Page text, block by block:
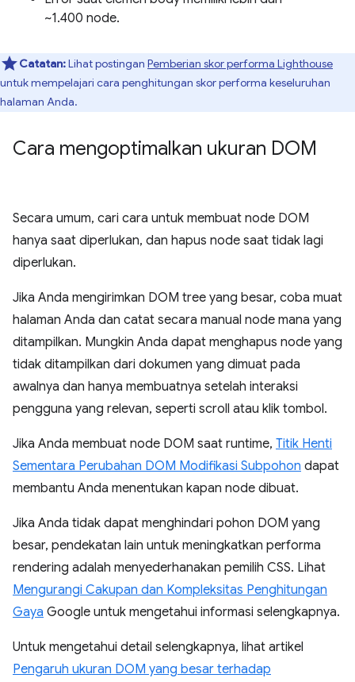
~1.400 node.
Catatan:Lihat postingan Pemberian skor performa Lighthouse
untuk mempelajari cara penghitungan skor performa keseluruhan
halaman Anda.
Cara mengoptimalkan ukuran DOM
Secara umum, cari cara untuk membuat node DOM
hanya saat diperlukan, dan hapus node saat tidak lagi
diperlukan.
Jika Anda mengirimkan DOM tree yang besar, coba muat
halaman Anda dan catat secara manual node mana yang
ditampilkan. Mungkin Anda dapat menghapus node yang
tidak ditampilkan dari dokumen yang dimuat pada
awalnya dan hanya membuatnya setelah interaksi
pengguna yang relevan, seperti scroll atau klik tombol.
Jika Anda membuat node DOM saat runtime, Titik Henti
Sementara Perubahan DOM Modifikasi Subpohon dapat
membantu Anda menentukan kapan node dibuat.
Jika Anda tidak dapat menghindari pohon DOM yang
besar, pendekatan lain untuk meningkatkan performa
rendering adalah menyederhanakan pemilih CSS. Lihat
Mengurangi Cakupan dan Kompleksitas Penghitungan
Gaya Google untuk mengetahui informasi selengkapnya.
Untuk mengetahui detail selengkapnya, lihat artikel
Pengaruh ukuran DOM yang besar terhadap